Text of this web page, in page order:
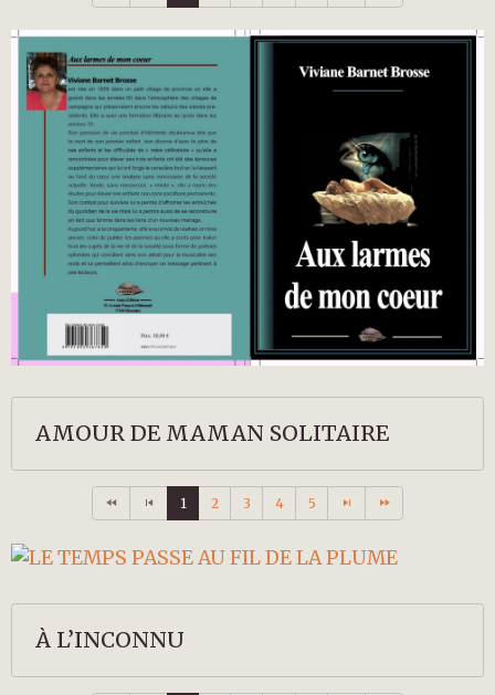
AMOUR DE MAMAN SOLITAIRE
1 2 3 4 5
À L’INCONNU